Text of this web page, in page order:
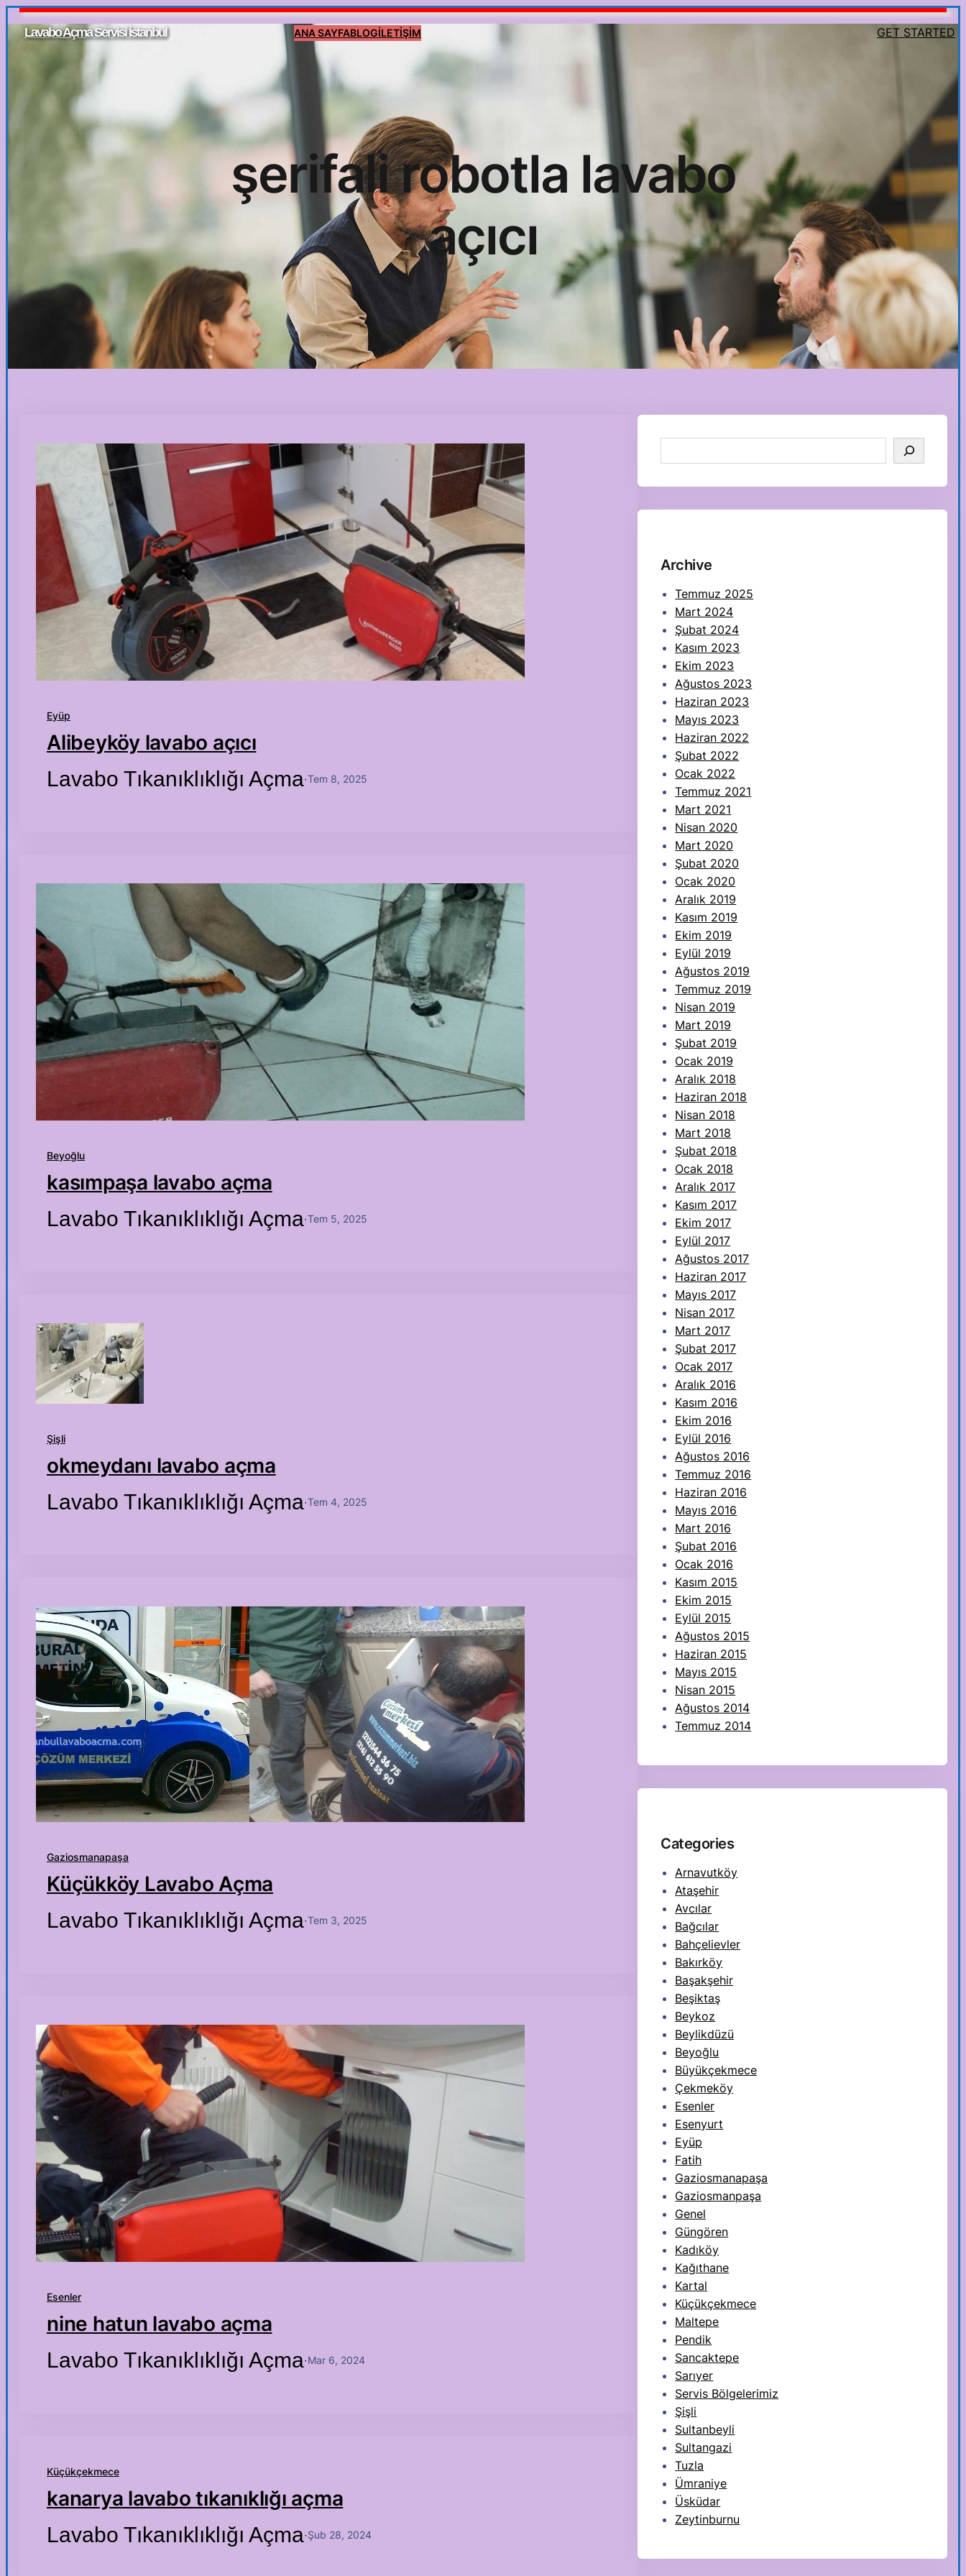
İçeriğe
geçLavabo Açma Servisi İstanbul ANA SAYFABLOGİLETİŞİM GET STARTED
şerifali robotla lavabo
açıcı
Eyüp
Alibeyköy lavabo açıcı
Lavabo Tıkanıklıklığı Açma·Tem 8, 2025
Beyoğlu
kasımpaşa lavabo açma
Lavabo Tıkanıklıklığı Açma·Tem 5, 2025
Şişli
okmeydanı lavabo açma
Lavabo Tıkanıklıklığı Açma·Tem 4, 2025
Gaziosmanapaşa
Küçükköy Lavabo Açma
Lavabo Tıkanıklıklığı Açma·Tem 3, 2025
Esenler
nine hatun lavabo açma
Lavabo Tıkanıklıklığı Açma·Mar 6, 2024
Küçükçekmece
kanarya lavabo tıkanıklığı açma
Lavabo Tıkanıklıklığı Açma·Şub 28, 2024
e
Archive
Temmuz 2025
Mart 2024
Şubat 2024
Kasım 2023
Ekim 2023
Ağustos 2023
Haziran 2023
Mayıs 2023
Haziran 2022
Şubat 2022
Ocak 2022
Temmuz 2021
Mart 2021
Nisan 2020
Mart 2020
Şubat 2020
Ocak 2020
Aralık 2019
Kasım 2019
Ekim 2019
Eylül 2019
Ağustos 2019
Temmuz 2019
Nisan 2019
Mart 2019
Şubat 2019
Ocak 2019
Aralık 2018
Haziran 2018
Nisan 2018
Mart 2018
Şubat 2018
Ocak 2018
Aralık 2017
Kasım 2017
Ekim 2017
Eylül 2017
Ağustos 2017
Haziran 2017
Mayıs 2017
Nisan 2017
Mart 2017
Şubat 2017
Ocak 2017
Aralık 2016
Kasım 2016
Ekim 2016
Eylül 2016
Ağustos 2016
Temmuz 2016
Haziran 2016
Mayıs 2016
Mart 2016
Şubat 2016
Ocak 2016
Kasım 2015
Ekim 2015
Eylül 2015
Ağustos 2015
Haziran 2015
Mayıs 2015
Nisan 2015
Ağustos 2014
Temmuz 2014
Categories
Arnavutköy
Ataşehir
Avcılar
Bağcılar
Bahçelievler
Bakırköy
Başakşehir
Beşiktaş
Beykoz
Beylikdüzü
Beyoğlu
Büyükçekmece
Çekmeköy
Esenler
Esenyurt
Eyüp
Fatih
Gaziosmanapaşa
Gaziosmanpaşa
Genel
Güngören
Kadıköy
Kağıthane
Kartal
Küçükçekmece
Maltepe
Pendik
Sancaktepe
Sarıyer
Servis Bölgelerimiz
Şişli
Sultanbeyli
Sultangazi
Tuzla
Ümraniye
Üsküdar
Zeytinburnu